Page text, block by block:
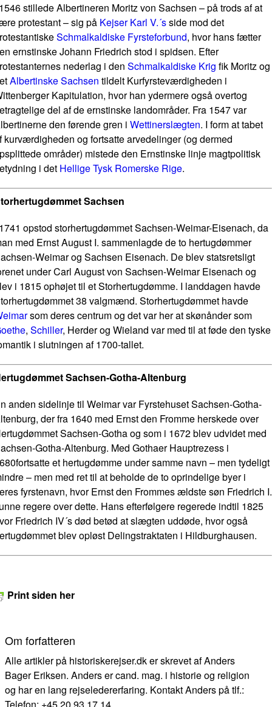
stillede Albertineren Moritz von Sachsen – på trods af at
protestant – sig på Kejser Karl V.´sside mod det
Schmalkaldiske Fyrsteforbund, hvor hans fætter
ernstinske Johann Friedrich stod i spidsen. Efter
nederlag i den Schmalkaldiske Krig fik Moritz og
Albertinske Sachsen tildelt Kurfyrsteværdigheden i
Kapitulation, hvor han ydermere også overtog
del af de ernstinske landområder. Fra 1547 var
den førende gren i Wettinerslægten. I form at tabet
kurværdigheden og fortsatte arvedelinger (og dermed
områder) mistede den Ernstinske linje magtpolitisk
i det Hellige Tysk Romerske Rige.
Sachsen
opstod storhertugdømmet Sachsen-Weimar-Eisenach, da
med Ernst August I. sammenlagde de to hertugdømmer
Weimar og Sachsen Eisenach. De blev statsretsligt
under Carl August von Sachsen-Weimar Eisenach og
i 1815 ophøjet til et Storhertugdømme. I landdagen havde
38 valgmænd. Storhertugdømmet havde
som deres centrum og det var her at skønånder som
, Schiller, Herder og Wieland var med til at føde den tyske
i slutningen af 1700-tallet.
Sachsen-Gotha-Altenburg
anden sidelinje til Weimar var Fyrstehuset Sachsen-Gotha-
der fra 1640 med Ernst den Fromme herskede over
Sachsen-Gotha og som i 1672 blev udvidet med
Gotha-Altenburg. Med Gothaer Hauptrezess i
et hertugdømme under samme navn – men tydeligt
– men med ret til at beholde de to oprindelige byer i
fyrstenavn, hvor Ernst den Frommes ældste søn Friedrich I.
regere over dette. Hans efterfølgere regerede indtil 1825
Friedrich IV´s død betød at slægten uddøde, hvor også
blev opløst Delingstraktaten i Hildburghausen.
Print siden her
Om forfatteren
Alle artikler på historiskerejser.dk er skrevet af Anders
Bager Eriksen. Anders er cand. mag. i historie og religion
og har en lang rejseledererfaring. Kontakt Anders på tlf.: